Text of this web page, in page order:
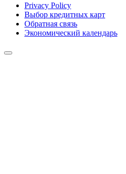
Privacy Policy
Выбор кредитных карт
Обратная связь
Экономический календарь